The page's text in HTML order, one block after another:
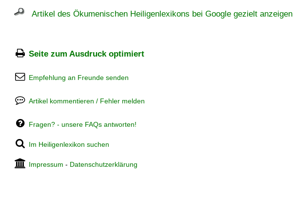
Artikel des Ökumenischen Heiligenlexikons bei Google gezielt anzeigen
Seite zum Ausdruck optimiert
Empfehlung an Freunde senden
Artikel kommentieren / Fehler melden
Fragen? - unsere FAQs antworten!
Im Heiligenlexikon suchen
Impressum - Datenschutzerklärung